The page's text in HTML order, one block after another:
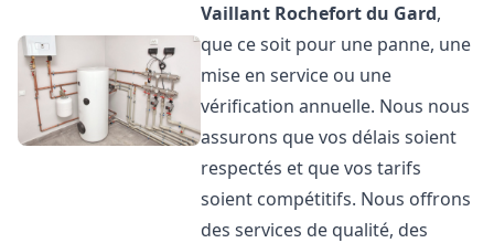
Vaillant Rochefort du Gard,
que ce soit pour une panne, une
mise en service ou une
vérification annuelle. Nous nous
assurons que vos délais soient
respectés et que vos tarifs
soient compétitifs. Nous offrons
des services de qualité, des